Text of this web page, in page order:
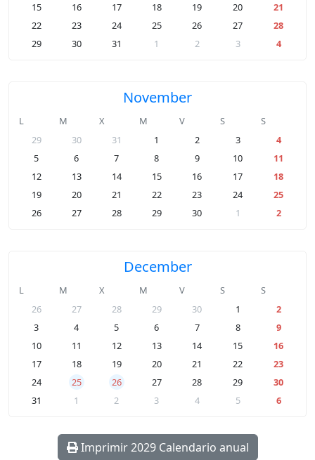
15
16 17 18 19 20
21
22
23 24 25 26 27
28
29
30 31 1 2 3 4
November
L M X M V S
S
29
30 31 1 2 3
4
5
6 7 8 9 10
11
12
13 14 15 16 17
18
19
20 21 22 23 24
25
26
27 28 29 30 1 2
December
L M X M V S
S
26
27 28 29 30 1
2
3
4 5 6 7 8
9
10
11 12 13 14 15
16
17
18 19 20 21 22
23
24
25 26 27 28 29
30
31
1 2 3 4 5 6
Imprimir 2029 Calendario anual